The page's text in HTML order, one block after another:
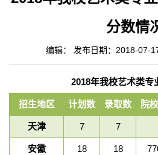
分数情
编辑： 发布日期：2018-07-
2018年我校艺术类专
招生地区 计划数 录取数 院
天津 7 7
安徽 18 18